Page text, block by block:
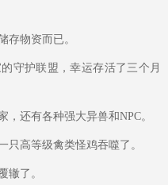
存物资而已。
守护联盟，幸运存活了三个月
还有各种强大异兽和NPC。
只高等级禽类怪鸡吞噬了。
辙了。